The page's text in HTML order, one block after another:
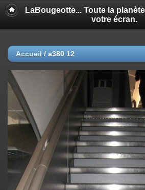
LaBougeotte... Toute la
votre écran.
Accueil / a380 12